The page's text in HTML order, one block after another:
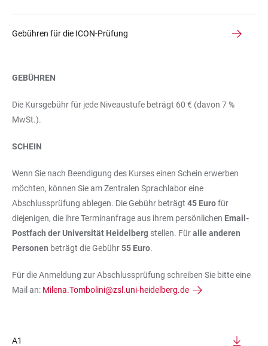
Gebühren für die ICON-Prüfung
GEBÜHREN
Die Kursgebühr für jede Niveaustufe beträgt 60 € (davon 7 %
MwSt.).
SCHEIN
Wenn Sie nach Beendigung des Kurses einen Schein erwerben
möchten, können Sie am Zentralen Sprachlabor eine
Abschlussprüfung ablegen. Die Gebühr beträgt 45 Eurofür
diejenigen, die ihre Terminanfrage aus ihrem persönlichen Email-
Postfach der Universität Heidelberg stellen. Füralle anderen
Personen beträgt die Gebühr55 Euro.
Für die Anmeldung zur Abschlussprüfung schreiben Sie bitte eine
Mail an: Milena.Tombolini@zsl.uni-heidelberg.de
A1